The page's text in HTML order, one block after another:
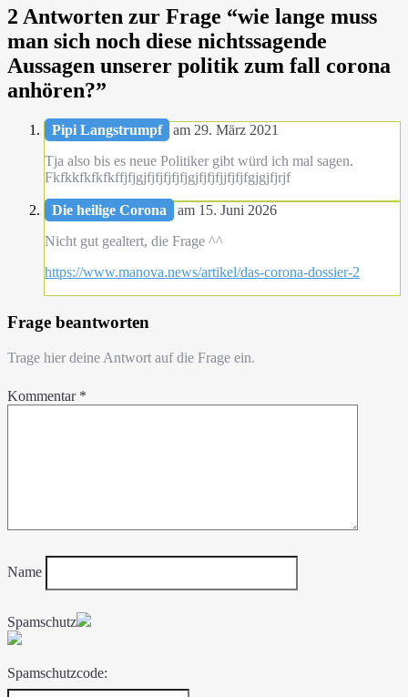
2 Antworten zur Frage “wie lange muss
man sich noch diese nichtssagende
Aussagen unserer politik zum fall corona
anhören?”
Pipi Langstrumpf
am 29. März 2021
Tja also bis es neue Politiker gibt würd ich mal sagen.
Fkfkkfkfkfkffjfjgjfjfjfjfjfjgjfjfjfjjfjfjfgjgjfjrjf
Die heilige Corona
am 15. Juni 2026
Nicht gut gealtert, die Frage ^^
https://www.manova.news/artikel/das-corona-dossier-2
Frage beantworten
Trage hier deine Antwort auf die Frage ein.
Kommentar *
Name
Spamschutz
Spamschutzcode: